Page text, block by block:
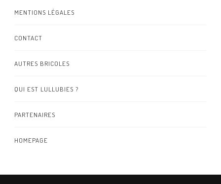
MENTIONS LÉGALES
CONTACT
AUTRES BRICOLES
QUI EST LULLUBIES ?
PARTENAIRES
HOMEPAGE